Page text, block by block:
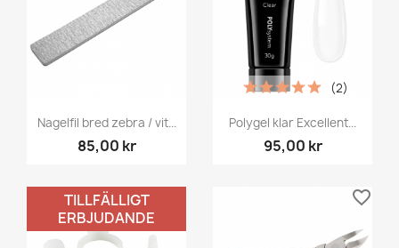
Nagelfil bred zebra / vit...
85,00 kr
Polygel klar Excellent...
95,00 kr
(2)
TILLFÄLLIGT
ERBJUDANDE
favorite_border